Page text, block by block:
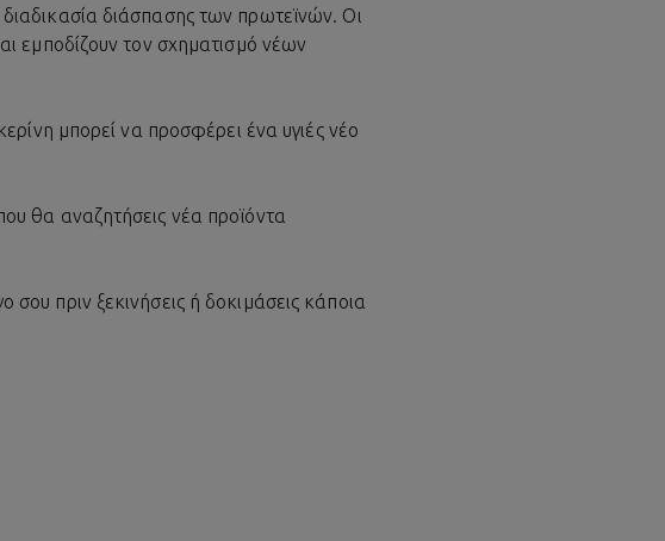
διάσπασης των πρωτεϊνών. Οι
εμποδίζουν τον σχηματισμό νέων
μπορεί να προσφέρει ένα υγιές νέο
θα αναζητήσεις νέα προϊόντα
πριν ξεκινήσεις ή δοκιμάσεις κάποια